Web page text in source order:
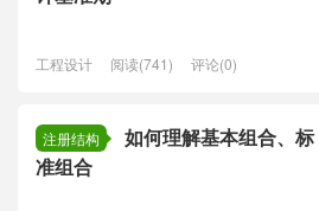
工程设计 阅读(741) 评论(0)
注册结构
如何理解基本组合、标
准组合